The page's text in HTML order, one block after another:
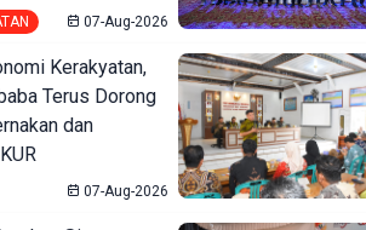
07-Aug-2026
Kerakyatan,
Terus Dorong
dan
07-Aug-2026